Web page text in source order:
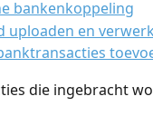
bankenkoppeling
uploaden en
die ingebracht